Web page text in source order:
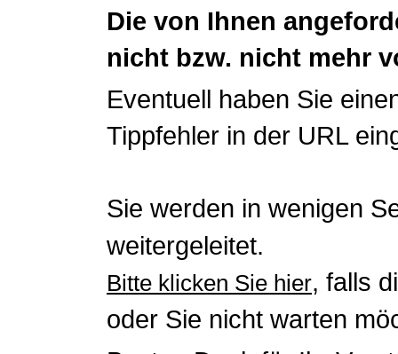
Die von Ihnen
nicht bzw. nicht mehr
Eventuell haben Sie
Tippfehler in der URL
Sie werden in wenigen
weitergeleitet.
Bitte klicken Sie hier, falls
oder Sie nicht warten